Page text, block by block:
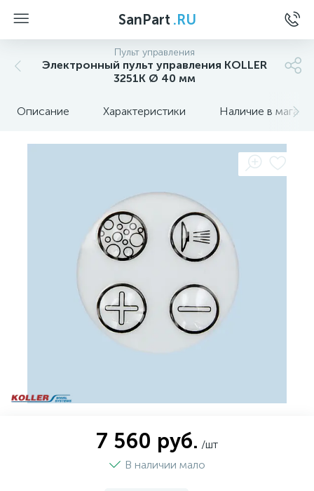
SanPart .RU
Пульт управления
Электронный пульт управления KOLLER
3251K Ø 40 мм
Описание Характеристики Наличие в
7 560 руб. /шт
В наличии мало